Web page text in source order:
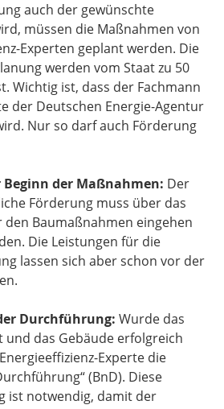
auch der gewünschte
müssen die Maßnahmen von
Experten geplant werden. Die
werden vom Staat zu 50
Wichtig ist, dass der Fachmann
der Deutschen Energie-Agentur
Nur so darf auch Förderung
der Maßnahmen: Der
Förderung muss über das
den Baumaßnahmen eingehen
Die Leistungen für die
lassen sich aber schon vor der
Durchführung: Wurde das
das Gebäude erfolgreich
Experte die
(BnD). Diese
ist notwendig, damit der